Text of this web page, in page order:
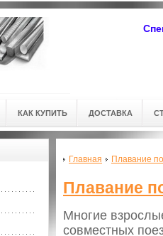
КАК КУПИТЬ ДОСТАВКА
Главная Плавание
Плавание
Многие
совместных